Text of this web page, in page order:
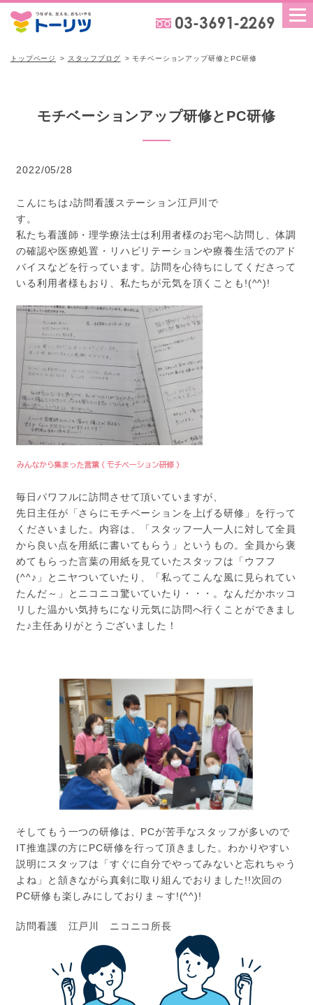
トップページ スタッフブログ モチベーションアップ研修とPC研修
モチベーションアップ研修とPC研修
2022/05/28
こんにちは♪訪問看護ステーション江戸川で
す
私たち看護師・理学療法士は利用者様のお宅へ訪問し、体調
の確認や医療処置・リハビリテーションや療養生活でのアド
バイスなどを行っています。訪問を心待ちにしてくださって
いる利用者様もおり、私たちが元気を頂くことも!(^^)!
毎日パワフルに訪問させて頂いていますが、
先日主任が「さらにモチベーションを上げる研修」を行って
くださいました。内容は、「スタッフ一人一人に対して全員
から良い点を用紙に書いてもらう」というもの。全員から褒
めてもらった言葉の用紙を見ていたスタッフは「ウフフ
(^^♪」とニヤついていたり、「私ってこんな風に見られてい
たんだ～」とニコニコ驚いていたり・・・。なんだかホッコ
リした温かい気持ちになり元気に訪問へ行くことができまし
た♪主任ありがとうございました！
そしてもう一つの研修は、PCが苦手なスタッフが多いので
IT推進課の方にPC研修を行って頂きました。わかりやすい
説明にスタッフは「すぐに自分でやってみないと忘れちゃう
よね」と頷きながら真剣に取り組んでおりました!!次回の
PC研修も楽しみにしておりま～す!(^^)!
訪問看護 江戸川 ニコニコ所長